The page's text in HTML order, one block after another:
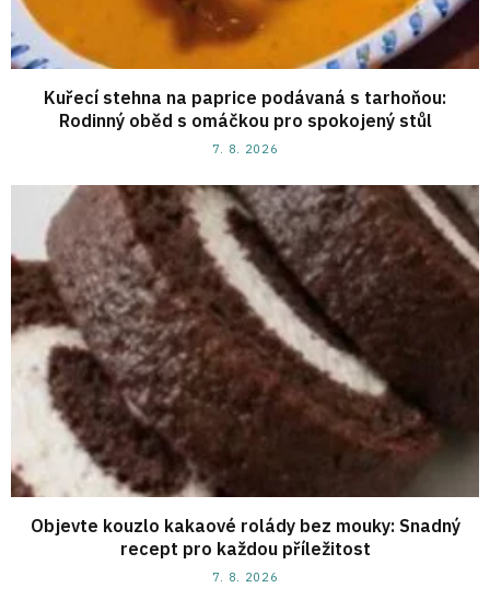
Kuřecí stehna na paprice podávaná s tarhoňou:
Rodinný oběd s omáčkou pro spokojený stůl
7. 8. 2026
Objevte kouzlo kakaové rolády bez mouky: Snadný
recept pro každou příležitost
7. 8. 2026